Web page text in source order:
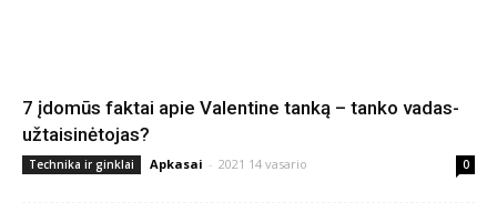
7 įdomūs faktai apie Valentine tanką – tanko vadas-
užtaisinėtojas?
Technika ir ginklai Apkasai - 2021 14 vasario 0